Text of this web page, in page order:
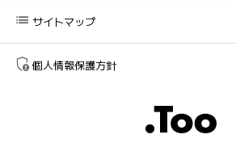
list サイトマップ
admin_panel_settings 個人情報保護方針